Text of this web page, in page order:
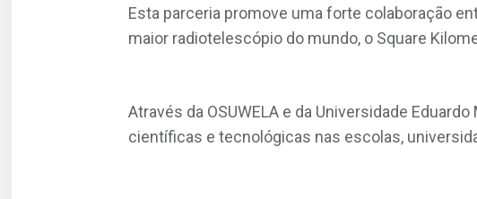
Esta parceria promove uma forte colaboração
maior radiotelescópio do mundo, o Square
Através da OSUWELA e da Universidade
científicas e tecnológicas nas escolas,